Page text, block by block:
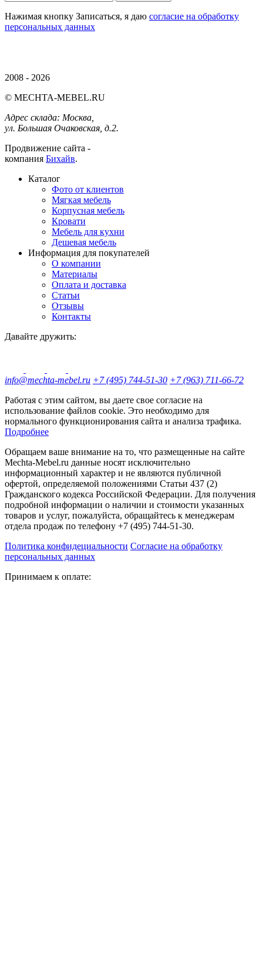
Нажимая кнопку Записаться, я даю согласие на обработку
персональных данных
2008 - 2026
© MECHTA-MEBEL.RU
Адрес склада: Москва,
ул. Большая Очаковская, д.2.
Продвижение сайта -
компания Бихайв.
Каталог
Фото от клиентов
Мягкая мебель
Корпусная мебель
Кровати
Мебель для кухни
Дешевая мебель
Информация для покупателей
О компании
Материалы
Оплата и доставка
Статьи
Отзывы
Контакты
Давайте дружить:
info@mechta-mebel.ru +7 (495) 744-51-30 +7 (963) 711-66-72
Работая с этим сайтом, вы даете свое согласие на
использование файлов cookie. Это необходимо для
нормального функционирования сайта и анализа трафика.
Подробнее
Обращаем ваше внимание на то, что размещенные на сайте
Mechta-Mebel.ru данные носят исключительно
информационный характер и не являются публичной
офертой, определяемой положениями Статьи 437 (2)
Гражданского кодекса Российской Федерации. Для получения
подробной информации о наличии и стоимости указанных
товаров и услуг, пожалуйста, обращайтесь к менеджерам
отдела продаж по телефону +7 (495) 744-51-30.
Политика конфидециальности Согласие на обработку
персональных данных
Принимаем к оплате: